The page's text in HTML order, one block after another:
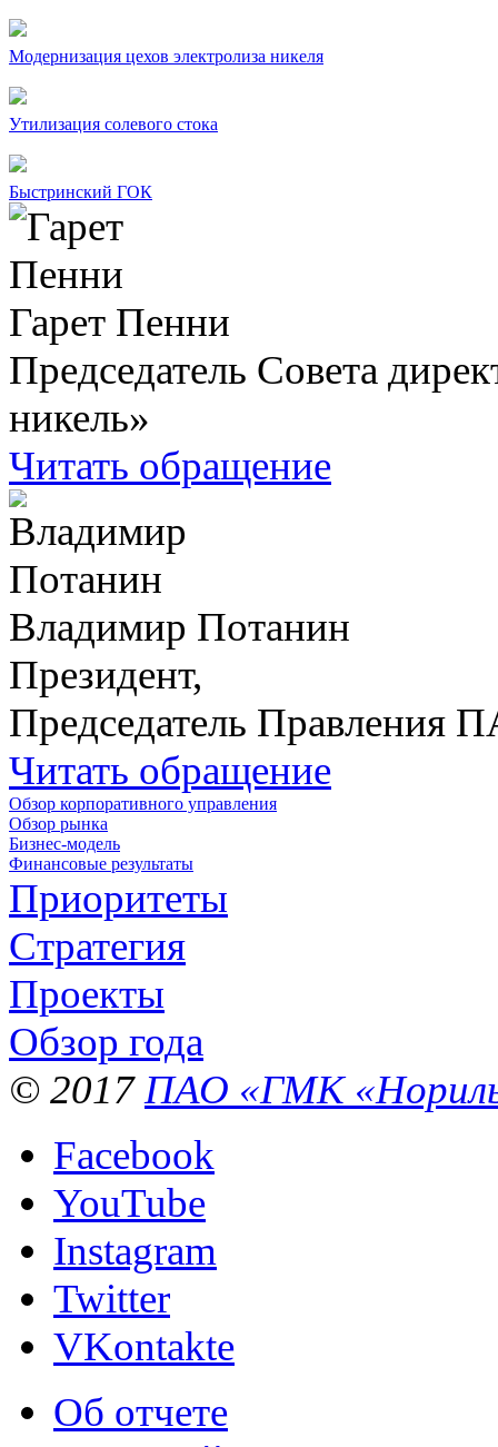
Модернизация цехов электролиза никеля
Утилизация солевого стока
Быстринский ГОК
Гарет Пенни
Председатель Совета
никель»
Читать обращение
Владимир Потанин
Президент,
Председатель Правления
Читать обращение
Обзор корпоративного управления
Обзор рынка
Бизнес-модель
Финансовые результаты
Приоритеты
Стратегия
Проекты
Обзор года
© 2017 ПАО «ГМК
Facebook
YouTube
Instagram
Twitter
VKontakte
Об отчете